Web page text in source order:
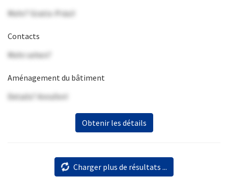
Mehr? Gratis-Präsi!
Contacts
Mehr sehen?
Aménagement du bâtiment
Details? Anrufen!
Obtenir les détails
Charger plus de résultats ...